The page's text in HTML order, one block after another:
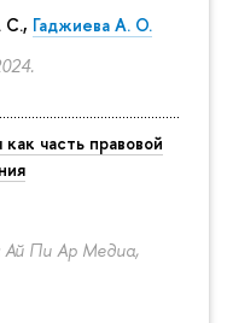
С., Гаджиева А. О.
часть правовой
Ай Пи Ар Медиа,